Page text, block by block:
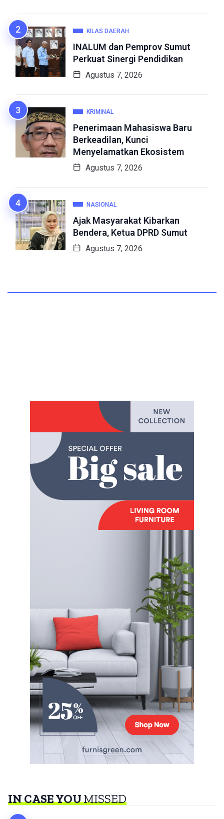
KILAS DAERAH
INALUM dan Pemprov Sumut
Perkuat Sinergi Pendidikan
Agustus 7, 2026
KRIMINAL
Penerimaan Mahasiswa Baru
Berkeadilan, Kunci
Menyelamatkan Ekosistem
Agustus 7, 2026
NASIONAL
Ajak Masyarakat Kibarkan
Bendera, Ketua DPRD Sumut
Agustus 7, 2026
IN CASE YOUMISSED